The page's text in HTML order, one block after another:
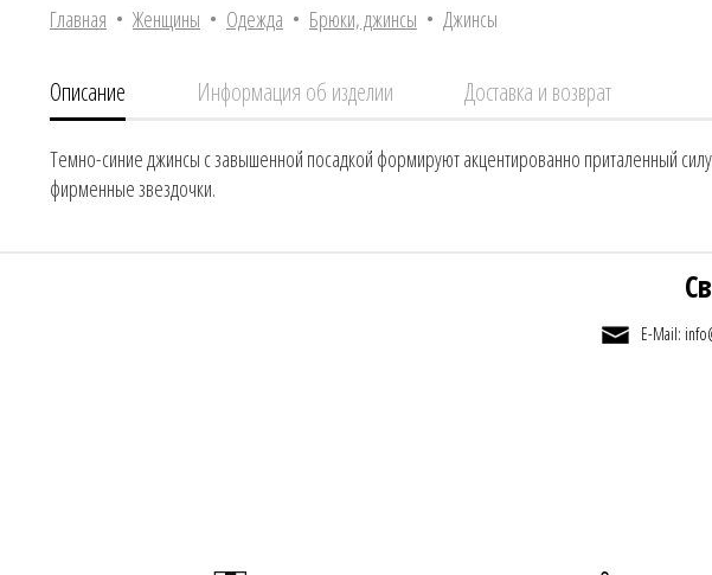
Главная • Женщины • Одежда • Брюки, джинсы • Джинсы
Описание Информация об изделии Доставка и возврат
Темно-синие джинсы с завышенной посадкой формируют акцентированно приталенный
фирменные звездочки.
E-Mail: